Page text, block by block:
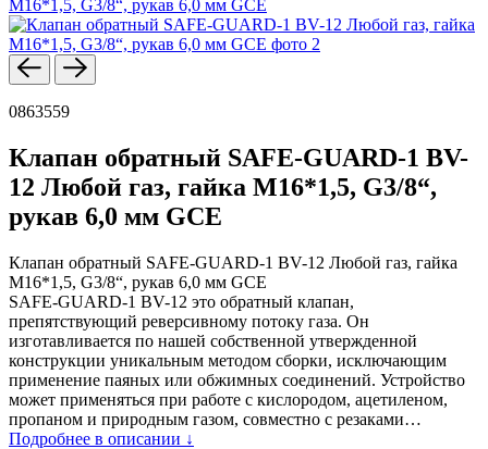
0863559
Клапан обратный SAFE-GUARD-1 BV-
12 Любой газ, гайка M16*1,5, G3/8“,
рукав 6,0 мм GCE
Клапан обратный SAFE-GUARD-1 BV-12 Любой газ, гайка
M16*1,5, G3/8“, рукав 6,0 мм GCE
SAFE-GUARD-1 BV-12 это обратный клапан,
препятствующий реверсивному потоку газа. Он
изготавливается по нашей собственной утвержденной
конструкции уникальным методом сборки, исключающим
применение паяных или обжимных соединений. Устройство
может применяться при работе с кислородом, ацетиленом,
пропаном и природным газом, совместно с резаками…
Подробнее в описании ↓